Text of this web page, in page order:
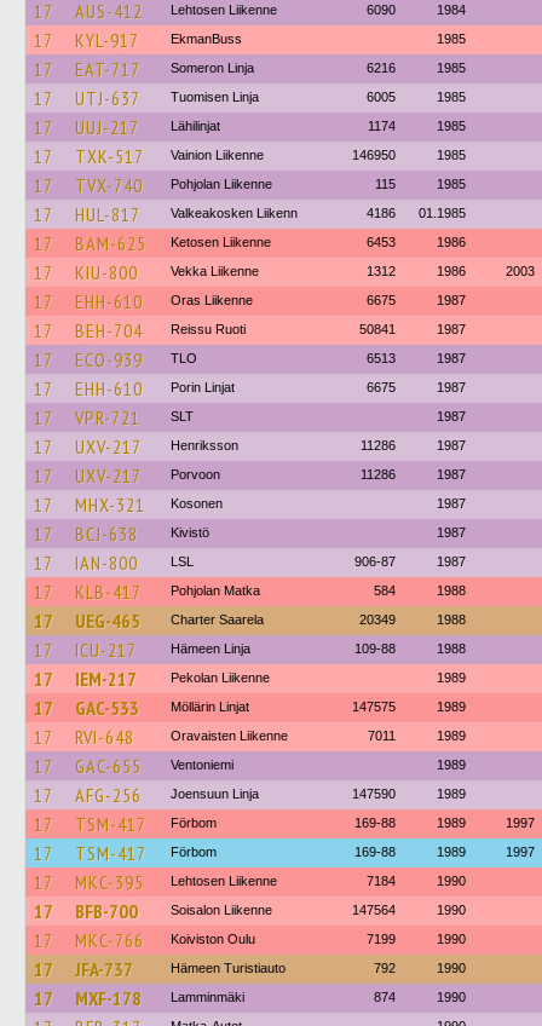
17 AUS-412 Lehtosen Liikenne 6090 1984
17 KYL-917 EkmanBuss 1985
17 EAT-717 Someron Linja 6216 1985
17 UTJ-637 Tuomisen Linja 6005 1985
17 UUJ-217 Lähilinjat 1174 1985
17 TXK-517 Vainion Liikenne 146950 1985
17 TVX-740 Pohjolan Liikenne 115 1985
17 HUL-817 Valkeakosken Liikenn 4186 01.1985
17 BAM-625 Ketosen Liikenne 6453 1986
17 KIU-800 Vekka Liikenne 1312 1986 2003
17 EHH-610 Oras Liikenne 6675 1987
17 BEH-704 Reissu Ruoti 50841 1987
17 ECO-939 TLO 6513 1987
17 EHH-610 Porin Linjat 6675 1987
17 VPR-721 SLT 1987
17 UXV-217 Henriksson 11286 1987
17 UXV-217 Porvoon 11286 1987
17 MHX-321 Kosonen 1987
17 BCJ-638 Kivistö 1987
17 IAN-800 LSL 906-87 1987
17 KLB-417 Pohjolan Matka 584 1988
17 UEG-465 Charter Saarela 20349 1988
17 ICU-217 Hämeen Linja 109-88 1988
17 IEM-217 Pekolan Liikenne 1989
17 GAC-533 Möllärin Linjat 147575 1989
17 RVI-648 Oravaisten Liikenne 7011 1989
17 GAC-655 Ventoniemi 1989
17 AFG-256 Joensuun Linja 147590 1989
17 TSM-417 Förbom 169-88 1989 1997
17 TSM-417 Förbom 169-88 1989 1997
17 MKC-395 Lehtosen Liikenne 7184 1990
17 BFB-700 Soisalon Liikenne 147564 1990
17 MKC-766 Koiviston Oulu 7199 1990
17 JFA-737 Hämeen Turistiauto 792 1990
17 MXF-178 Lamminmäki 874 1990